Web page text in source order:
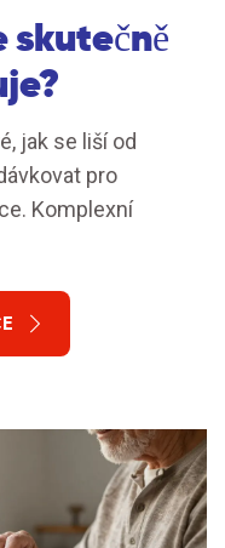
skutečně
jak se liší od
pro
Komplexní